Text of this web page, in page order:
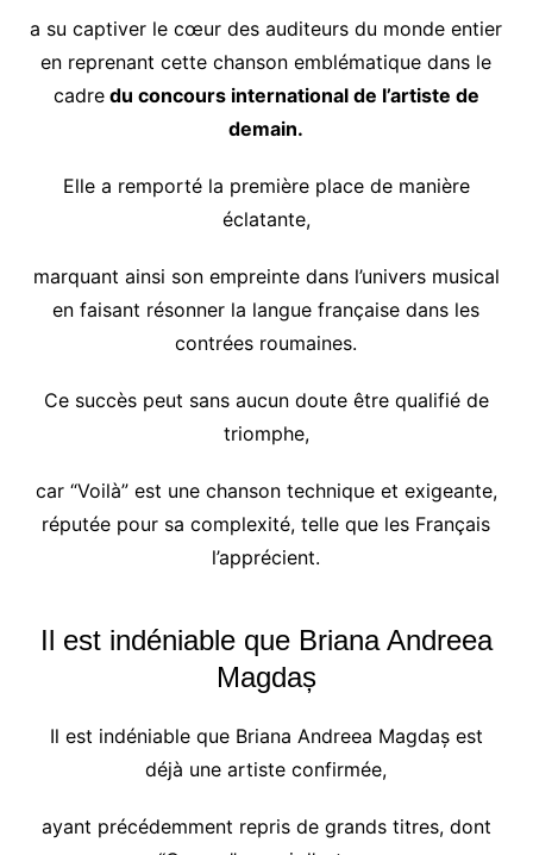
a su captiver le cœur des auditeurs du monde entier
en reprenant cette chanson emblématique dans le
cadredu concours international de l’artiste de
demain.
Elle a remporté la première place de manière
éclatante,
marquant ainsi son empreinte dans l’univers musical
en faisant résonner la langue française dans les
contrées roumaines.
Ce succès peut sans aucun doute être qualifié de
triomphe,
car “Voilà” est une chanson technique et exigeante,
réputée pour sa complexité, telle que les Français
l’apprécient.
Il est indéniable que Briana Andreea
Magdaș
Il est indéniable que Briana Andreea Magdaș est
déjà une artiste confirmée,
ayant précédemment repris de grands titres, dont